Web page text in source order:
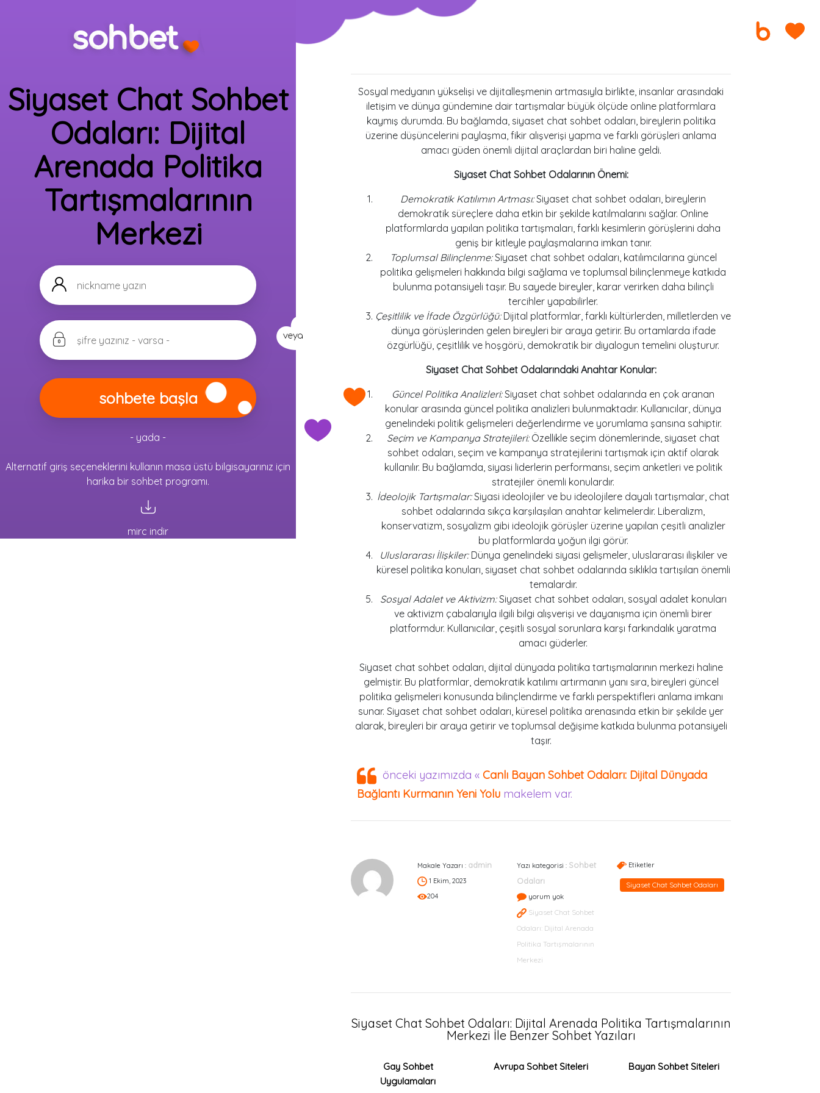
Siyaset Chat Sohbet
Odaları: Dijital
Arenada Politika
Tartışmalarının
Merkezi
- yada -
Alternatif giriş seçeneklerini kullanın masa üstü bilgisayarınız için
harika bir sohbet programı.
mirc indir
Sosyal medyanın yükselişi ve dijitalleşmenin artmasıyla birlikte, insanlar arasındaki
iletişim ve dünya gündemine dair tartışmalar büyük ölçüde online platformlara
kaymış durumda. Bu bağlamda, siyaset chat sohbet odaları, bireylerin politika
üzerine düşüncelerini paylaşma, fikir alışverişi yapma ve farklı görüşleri anlama
amacı güden önemli dijital araçlardan biri haline geldi.
Siyaset Chat Sohbet Odalarının Önemi:
Demokratik Katılımın Artması:Siyaset chat sohbet odaları, bireylerin
demokratik süreçlere daha etkin bir şekilde katılmalarını sağlar. Online
platformlarda yapılan politika tartışmaları, farklı kesimlerin görüşlerini daha
geniş bir kitleyle paylaşmalarına imkan tanır.
Toplumsal Bilinçlenme:Siyaset chat sohbet odaları, katılımcılarına güncel
politika gelişmeleri hakkında bilgi sağlama ve toplumsal bilinçlenmeye katkıda
bulunma potansiyeli taşır. Bu sayede bireyler, karar verirken daha bilinçli
tercihler yapabilirler.
Çeşitlilik ve İfade Özgürlüğü:Dijital platformlar, farklı kültürlerden, milletlerden ve
dünya görüşlerinden gelen bireyleri bir araya getirir. Bu ortamlarda ifade
özgürlüğü, çeşitlilik ve hoşgörü, demokratik bir diyalogun temelini oluşturur.
Siyaset Chat Sohbet Odalarındaki Anahtar Konular:
Güncel Politika Analizleri:Siyaset chat sohbet odalarında en çok aranan
konular arasında güncel politika analizleri bulunmaktadır. Kullanıcılar, dünya
genelindeki politik gelişmeleri değerlendirme ve yorumlama şansına sahiptir.
Seçim ve Kampanya Stratejileri:Özellikle seçim dönemlerinde, siyaset chat
sohbet odaları, seçim ve kampanya stratejilerini tartışmak için aktif olarak
kullanılır. Bu bağlamda, siyasi liderlerin performansı, seçim anketleri ve politik
stratejiler önemli konulardır.
İdeolojik Tartışmalar:Siyasi ideolojiler ve bu ideolojilere dayalı tartışmalar, chat
sohbet odalarında sıkça karşılaşılan anahtar kelimelerdir. Liberalizm,
konservatizm, sosyalizm gibi ideolojik görüşler üzerine yapılan çeşitli analizler
bu platformlarda yoğun ilgi görür.
Uluslararası İlişkiler:Dünya genelindeki siyasi gelişmeler, uluslararası ilişkiler ve
küresel politika konuları, siyaset chat sohbet odalarında sıklıkla tartışılan önemli
temalardır.
Sosyal Adalet ve Aktivizm:Siyaset chat sohbet odaları, sosyal adalet konuları
ve aktivizm çabalarıyla ilgili bilgi alışverişi ve dayanışma için önemli birer
platformdur. Kullanıcılar, çeşitli sosyal sorunlara karşı farkındalık yaratma
amacı güderler.
Siyaset chat sohbet odaları, dijital dünyada politika tartışmalarının merkezi haline
gelmiştir. Bu platformlar, demokratik katılımı artırmanın yanı sıra, bireyleri güncel
politika gelişmeleri konusunda bilinçlendirme ve farklı perspektifleri anlama imkanı
sunar. Siyaset chat sohbet odaları, küresel politika arenasında etkin bir şekilde yer
alarak, bireyleri bir araya getirir ve toplumsal değişime katkıda bulunma potansiyeli
taşır.
önceki yazımızda « Canlı Bayan Sohbet Odaları: Dijital Dünyada
Bağlantı Kurmanın Yeni Yolu makelem var.
Makale Yazarı : admin
1 Ekim, 2023
204
Yazı kategorisi : Sohbet
Odaları
yorum yok
Siyaset Chat Sohbet
Odaları: Dijital Arenada
Politika Tartışmalarının
Merkezi
Etiketler
Siyaset Chat Sohbet Odaları
Siyaset Chat Sohbet Odaları: Dijital Arenada Politika Tartışmalarının
Merkezi İle Benzer Sohbet Yazıları
Gay Sohbet
Uygulamaları
Avrupa Sohbet Siteleri Bayan Sohbet Siteleri